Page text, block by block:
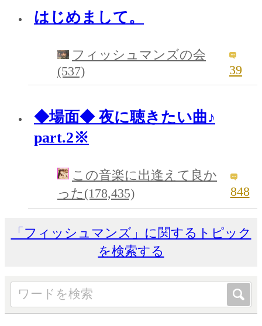
はじめまして。
フィッシュマンズの会
(537)
39
◆場面◆ 夜に聴きたい曲♪
part.2※
この音楽に出逢えて良か
った(178,435)
848
「フィッシュマンズ」に関するトピック
を検索する